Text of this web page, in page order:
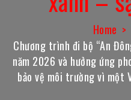
Home
Chương trình đi bộ “An
năm 2026 và hưởng ứng
bảo vệ môi trường vì một